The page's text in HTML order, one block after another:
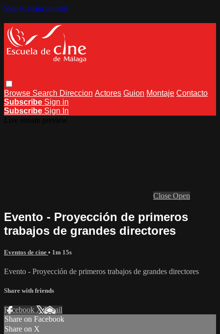
Skip to main content
Browse Search Direccion Actores Guion Montaje Contacto
Subscribe Sign in
Subscribe Sign In
Close Open
Evento - Proyección de primeros
trabajos de grandes directores
Eventos de cine • 1m 15s
Evento - Proyección de primeros trabajos de grandes directores
Share with friends
Facebook XEmail
Share on Facebook
Share on X